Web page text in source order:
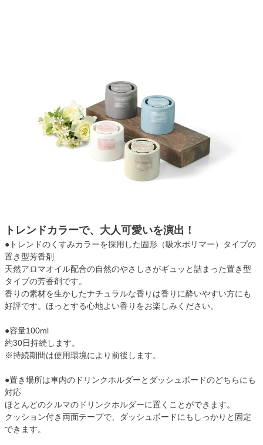
トレンドカラーで、大人可愛いを演出！
●トレンドのくすみカラーを採用した固形（吸水ポリマー）タイプの
置き型芳香剤
天然アロマオイル配合の自然のやさしさがギュッと詰まった置き型
タイプの芳香剤です。
香りの素材を生かしたナチュラルな香りは香りに酔いやすい方にも
好評です。ほっとする心地よい香りをお楽しみください。
●容量100ml
約30日持続します。
※持続期間は使用環境により前後します。
●置き場所は車内のドリンクホルダーとダッシュボードのどちらにも
対応
ほとんどのクルマのドリンクホルダーに置くことができます。
クッション付き両面テープで、ダッシュボードにもしっかりと固定
できます。